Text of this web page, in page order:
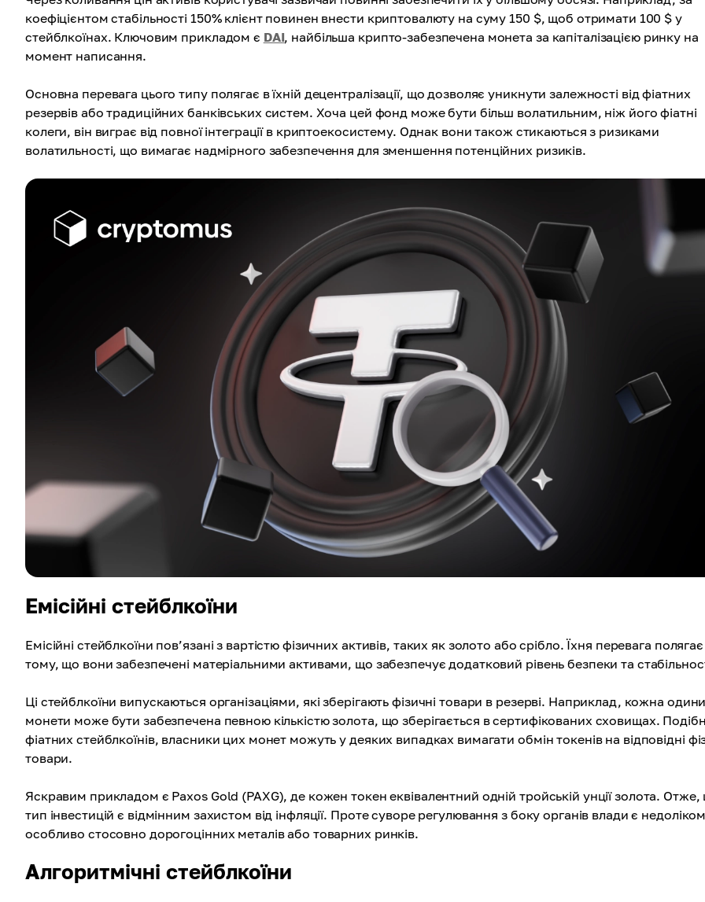
коефіцієнтом стабільності 150% клієнт повинен внести криптовалюту на суму 150 $, щоб отримати 100 $ у
стейблкоїнах. Ключовим прикладом є DAI, найбільша крипто-забезпечена монета за капіталізацією ринку на
момент написання.
Основна перевага цього типу полягає в їхній децентралізації, що дозволяє уникнути залежності від фіатних
резервів або традиційних банківських систем. Хоча цей фонд може бути більш волатильним, ніж його фіатні
колеги, він виграє від повної інтеграції в криптоекосистему. Однак вони також стикаються з ризиками
волатильності, що вимагає надмірного забезпечення для зменшення потенційних ризиків.
Емісійні стейблкоїни
Емісійні стейблкоїни пов’язані з вартістю фізичних активів, таких як золото або срібло. Їхня перевага
тому, що вони забезпечені матеріальними активами, що забезпечує додатковий рівень безпеки та
Ці стейблкоїни випускаються організаціями, які зберігають фізичні товари в резерві. Наприклад, кожна
монети може бути забезпечена певною кількістю золота, що зберігається в сертифікованих сховищах.
фіатних стейблкоїнів, власники цих монет можуть у деяких випадках вимагати обмін токенів на відповідні
товари.
Яскравим прикладом є Paxos Gold (PAXG), де кожен токен еквівалентний одній тройській унції золота. Отже,
тип інвестицій є відмінним захистом від інфляції. Проте суворе регулювання з боку органів влади є
особливо стосовно дорогоцінних металів або товарних ринків.
Алгоритмічні стейблкоїни